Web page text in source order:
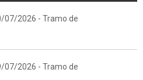
07/2026 - Tramo de
07/2026 - Tramo de